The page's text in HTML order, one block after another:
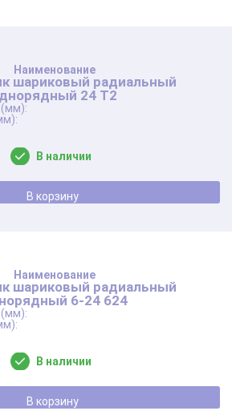
шариковый радиальный
24 Т2
В наличии
В корзину
шариковый радиальный
6-24 624
В наличии
В корзину